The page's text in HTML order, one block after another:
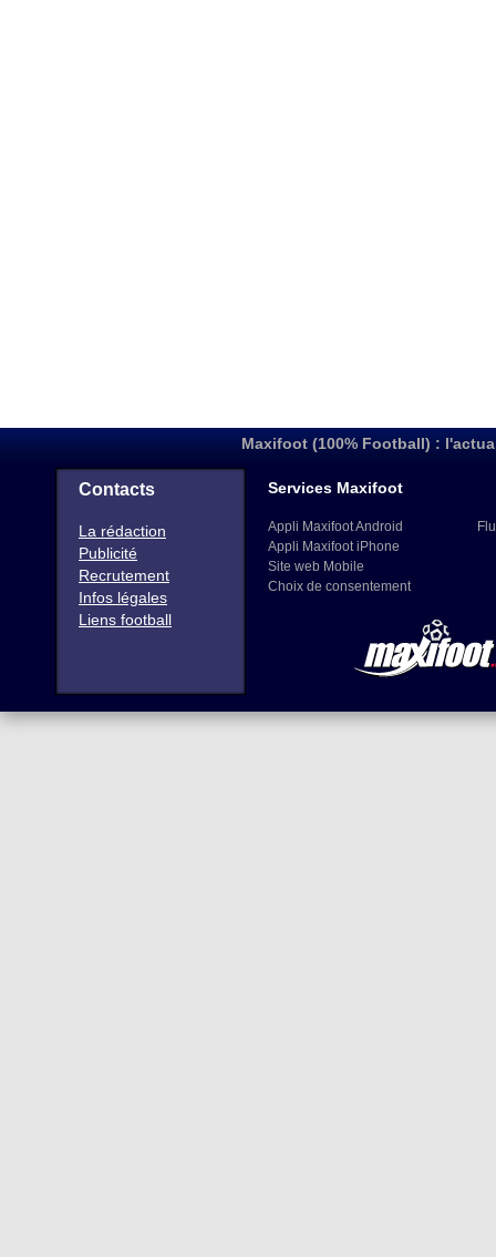
Maxifoot (100% Football) :
Contacts
La rédaction
Publicité
Recrutement
Infos légales
Liens football
Services Maxifoot
Appli Maxifoot Android
Appli Maxifoot iPhone
Site web Mobile
Choix de consentement